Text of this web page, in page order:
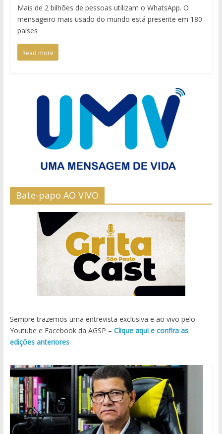
Mais de 2 bilhões de pessoas utilizam o WhatsApp. O
mensageiro mais usado do mundo está presente em 180
países
Read more
Bate-papo AO VIVO
Sempre trazemos uma entrevista exclusiva e ao vivo pelo
Youtube e Facebook da AGSP – Clique aqui e confira as
edições anteriores